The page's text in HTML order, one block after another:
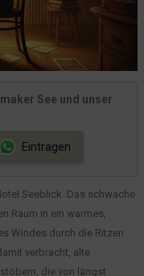
See und unser
Eintragen
Seeblick. Das schwache
Raum in ein warmes,
Windes durch die Ritzen
verbracht, alte
die von längst